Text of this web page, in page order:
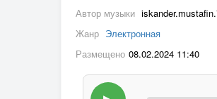
Автор музыки
Жанр Электронная
Размещено 08.02.2024 11:40